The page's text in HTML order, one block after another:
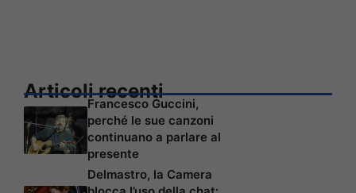
Articoli recenti
Francesco Guccini,
perché le sue canzoni
continuano a parlare al
presente
Delmastro, la Camera